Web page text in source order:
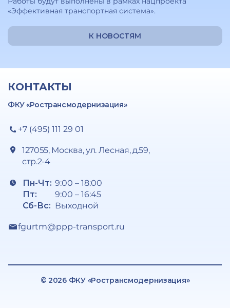
«Эффективная транспортная система».
К НОВОСТЯМ
КОНТАКТЫ
ФКУ «Ространсмодернизация»
+7 (495) 111 29 01
127055, Москва, ул. Лесная, д.59,
стр.2-4
Пн-Чт:
Пт:
Сб-Вс:
9:00 – 18:00
9:00 – 16:45
Выходной
fgurtm@ppp-transport.ru
© 2026 ФКУ «Ространсмодернизация»